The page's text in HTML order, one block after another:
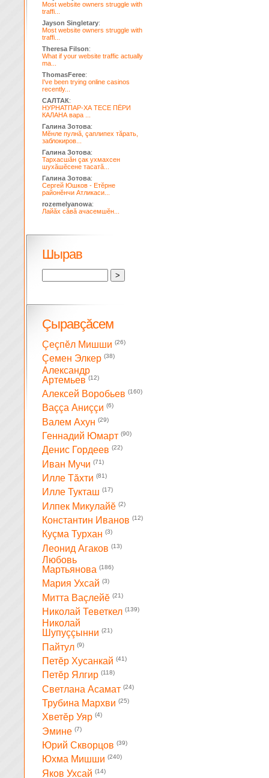
Most website owners struggle with
traffi...
Jayson Singletary:
Most website owners struggle with
traffi...
Theresa Filson:
What if your website traffic actually
ma...
ThomasFeree:
I've been trying online casinos
recently...
САЛТАК:
НУРНАТПАР-ХА ТЕСЕ ПЁРИ
КАЛАНА вара ...
Галина Зотова:
Мĕнле пулнă, çаплипех тăрать,
заблокиров...
Галина Зотова:
Тархасшăн çак ухмахсен
шухăшĕсене тасатă...
Галина Зотова:
Сергей Юшков - Етĕрне
районĕнчи Атликаси...
rozemelyanowa:
Лайăх сăвă ачасемшĕн...
Шырав
Çыравçăсем
Çеçпĕл Мишши (26)
Çемен Элкер (38)
Александр
Артемьев (12)
Алексей Воробьев (160)
Ваççа Аниççи (6)
Валем Ахун (29)
Геннадий Юмарт (90)
Денис Гордеев (22)
Иван Мучи (71)
Илле Тăхти (81)
Илле Тукташ (17)
Илпек Микулайĕ (2)
Константин Иванов (12)
Куçма Турхан (3)
Леонид Агаков (13)
Любовь
Мартьянова (186)
Мария Ухсай (3)
Митта Ваçлейĕ (21)
Николай Теветкел (139)
Николай
Шупуççынни (21)
Пайтул (9)
Петĕр Хусанкай (41)
Петĕр Ялгир (118)
Светлана Асамат (24)
Трубина Мархви (25)
Хветĕр Уяр (4)
Эмине (7)
Юрий Скворцов (39)
Юхма Мишши (240)
Яков Ухсай (14)